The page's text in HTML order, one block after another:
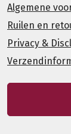
Algemene
Ruilen en
Privacy &